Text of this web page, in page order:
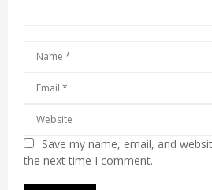
Save my name, email, and
the next time I comment.